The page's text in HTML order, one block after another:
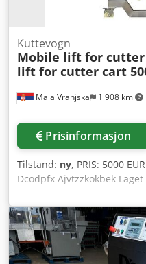
Mala Vranjska 1 908 km
Kuttevogn
Mobile lift for
lift for cutter cart
Prisinformasjon
Tilstand: ny, PRIS: 5000
Dcodpfx Ajvtzzkokbek
200 kg Mål:
Spenning: 220V 50Hz